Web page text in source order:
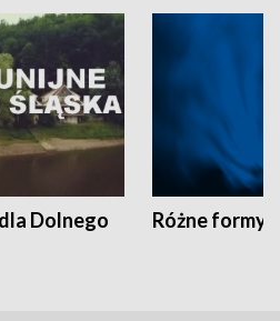
Dolnego
Różne formy